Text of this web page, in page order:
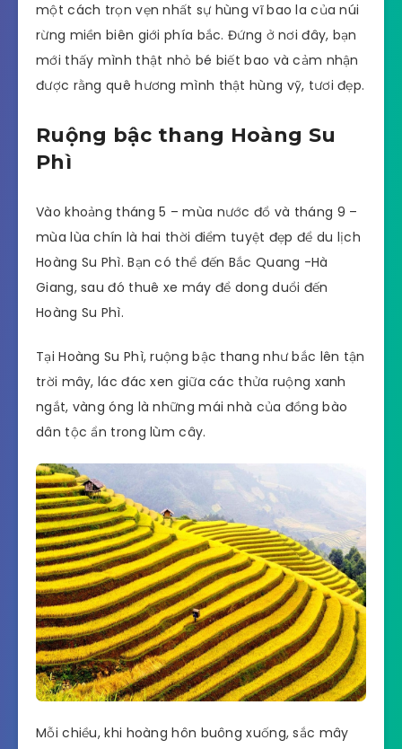
một cách trọn vẹn nhất sự hùng vĩ bao la của núi
rừng miền biên giới phía bắc. Đứng ở nơi đây, bạn
mới thấy mình thật nhỏ bé biết bao và cảm nhận
được rằng quê hương mình thật hùng vỹ, tươi đẹp.
Ruộng bậc thang Hoàng Su
Phì
Vào khoảng tháng 5 – mùa nước đổ và tháng 9 –
mùa lùa chín là hai thời điểm tuyệt đẹp để du lịch
Hoàng Su Phì. Bạn có thể đến Bắc Quang -Hà
Giang, sau đó thuê xe máy để dong duổi đến
Hoàng Su Phì.
Tại Hoàng Su Phì, ruộng bậc thang như bắc lên tận
trời mây, lác đác xen giữa các thửa ruộng xanh
ngắt, vàng óng là những mái nhà của đồng bào
dân tộc ẩn trong lùm cây.
Mỗi chiều, khi hoàng hôn buông xuống, sắc mây